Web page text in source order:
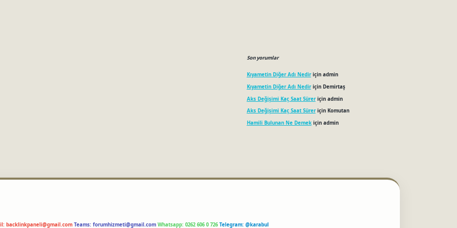
Son yorumlar
Kıyametin Diğer Adı Nediriçin admin
Kıyametin Diğer Adı Nediriçin Demirtaş
Aks Değişimi Kaç Saat Süreriçin admin
Aks Değişimi Kaç Saat Süreriçin Komutan
Hamili Bulunan Ne Demekiçin admin
backlinkpaneli@gmail.com Teams: forumhizmeti@gmail.com Whatsapp: 0262 606 0 726 Telegram: @karabul